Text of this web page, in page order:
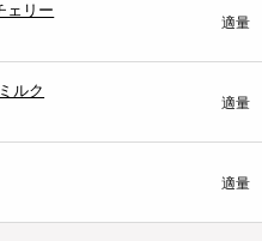
リー
適量
ルク
適量
適量